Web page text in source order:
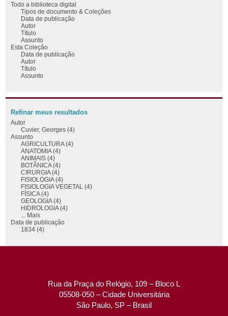
Todo a biblioteca digital
Tipos de documento & Coleções
Data de publicação
Autor
Título
Assunto
Esta Coleção
Data de publicação
Autor
Título
Assunto
Refinar meus resultados
Autor
Cuvier, Georges (4)
Assunto
AGRICULTURA (4)
ANATOMIA (4)
ANIMAIS (4)
BOTÂNICA (4)
CIRURGIA (4)
FISIOLOGIA (4)
FISIOLOGIA VEGETAL (4)
FÍSICA (4)
GEOLOGIA (4)
HIDROLOGIA (4)
... Mais
Data de publicação
1834 (4)
Rua da Praça do Relógio, 109 – Bloco L
05508-050 – Cidade Universitária
São Paulo, SP – Brasil